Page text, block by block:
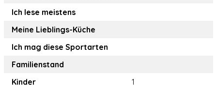
Ich lese meistens
Meine Lieblings-Küche
Ich mag diese Sportarten
Familienstand
Kinder
1